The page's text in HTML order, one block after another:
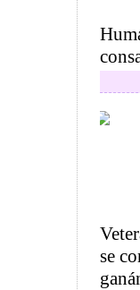
se